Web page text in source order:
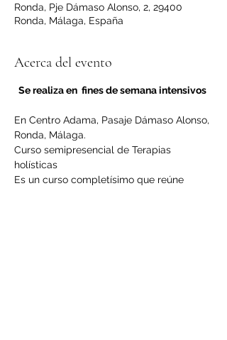
Ronda, Pje Dámaso Alonso, 2, 29400
Ronda, Málaga, España
Acerca del evento
Se realiza en  fines de semana intensivos
En Centro Adama, Pasaje Dámaso Alonso,
Ronda, Málaga.
Curso semipresencial de Terapias
holísticas
Es un curso completísimo que reúne